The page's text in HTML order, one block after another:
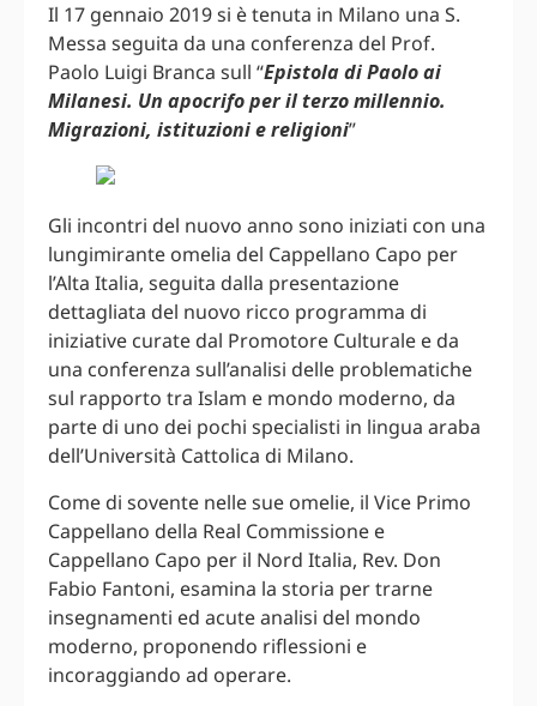
Il 17 gennaio 2019 si è tenuta in Milano una S.
Messa seguita da una conferenza del Prof.
Paolo Luigi Branca sull “Epistola di Paolo ai
Milanesi. Un apocrifo per il terzo millennio.
Migrazioni, istituzioni e religioni”
Gli incontri del nuovo anno sono iniziati con una
lungimirante omelia del Cappellano Capo per
l’Alta Italia, seguita dalla presentazione
dettagliata del nuovo ricco programma di
iniziative curate dal Promotore Culturale e da
una conferenza sull’analisi delle problematiche
sul rapporto tra Islam e mondo moderno, da
parte di uno dei pochi specialisti in lingua araba
dell’Università Cattolica di Milano.
Come di sovente nelle sue omelie, il Vice Primo
Cappellano della Real Commissione e
Cappellano Capo per il Nord Italia, Rev. Don
Fabio Fantoni, esamina la storia per trarne
insegnamenti ed acute analisi del mondo
moderno, proponendo riflessioni e
incoraggiando ad operare.